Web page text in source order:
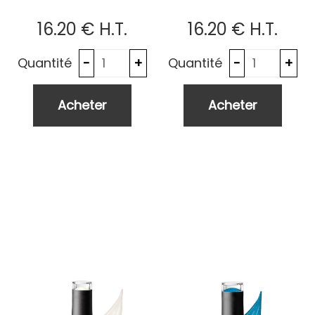
16.20 € H.T.
Quantité
16.20 € H.T.
Quantité